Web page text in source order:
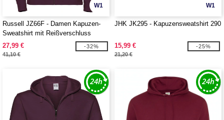
W1
Russell JZ66F - Damen Kapuzen-
Sweatshirt mit Reißverschluss
27,99 €
41,10 €
-32%
W1
JHK JK295 - Kapuzensweatshirt 290
15,99 €
21,20 €
-25%